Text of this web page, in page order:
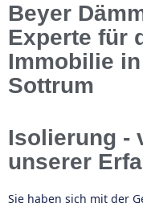
Beyer
Experte für
Immobilie
Sottrum
Isolierung -
unserer
Sie haben sich mit der